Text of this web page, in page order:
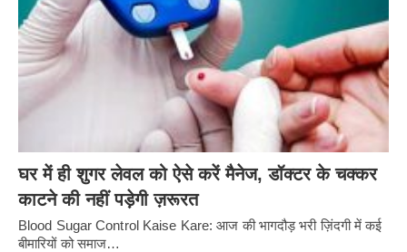
घर में ही शुगर लेवल को ऐसे करें मैनेज, डॉक्टर के चक्कर
काटने की नहीं पड़ेगी ज़रूरत
Blood Sugar Control Kaise Kare: आज की भागदौड़ भरी ज़िंदगी में कई
बीमारियों को समाज…